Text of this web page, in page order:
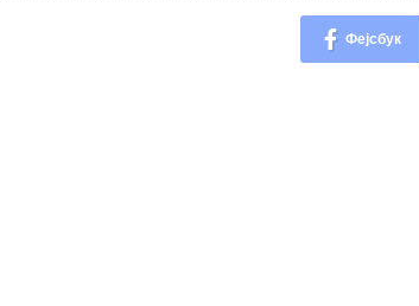
Фејсбук